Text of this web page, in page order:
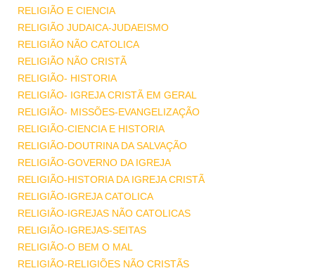
RELIGIÃO E CIENCIA
RELIGIÃO JUDAICA-JUDAEISMO
RELIGIÃO NÃO CATOLICA
RELIGIÃO NÃO CRISTÃ
RELIGIÃO- HISTORIA
RELIGIÃO- IGREJA CRISTÃ EM GERAL
RELIGIÃO- MISSÕES-EVANGELIZAÇÃO
RELIGIÃO-CIENCIA E HISTORIA
RELIGIÃO-DOUTRINA DA SALVAÇÃO
RELIGIÃO-GOVERNO DA IGREJA
RELIGIÃO-HISTORIA DA IGREJA CRISTÃ
RELIGIÃO-IGREJA CATOLICA
RELIGIÃO-IGREJAS NÃO CATOLICAS
RELIGIÃO-IGREJAS-SEITAS
RELIGIÃO-O BEM O MAL
RELIGIÃO-RELIGIÕES NÃO CRISTÃS